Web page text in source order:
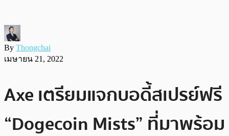
By Thongchai
เมษายน 21, 2022
Axe เตรียมแจกบอดี้สเปรย์ฟรี
“Dogecoin Mists” ที่มาพร้อม